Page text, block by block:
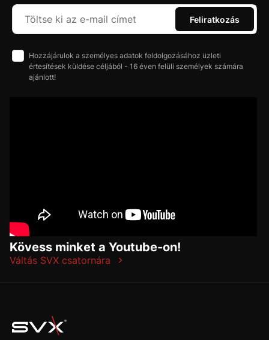
Feliratkozás
Hozzájárulok a személyes adatok feldolgozásához üzleti
értesítések küldése céljából - 16 éven felüli személyek számára
ajánlott!
Kövess minket a Youtube-on!
Váltás SVX csatornára